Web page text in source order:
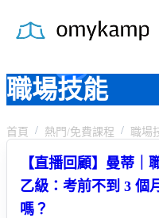
職場技能
首頁 熱門/免費課程 職場
【直播回顧】曼蒂｜
乙級：考前不到 3 個
嗎？